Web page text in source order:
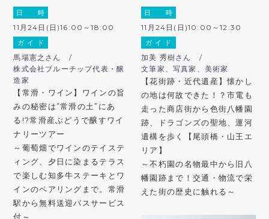
日 時
11月24日(日)16:00～18:00
ガ イ ド
馬場憲之さん /
株式会社ブルーチップ代表・醸
造家
【常滑・ワイン】ワインの旨
みの秘密は”常滑の土”にあ
る!?常滑産ぶどうで醸すワイ
ナリーツアー
～葡萄畑でワインのテイステ
ィング、夕日に染まるテラス
で楽しむ知多牛ステーキとワ
インのペアリングまで。常滑
駅から無料送迎バスサービス
付～
日 時
11月24日(日)10:00～12:30
ガ イ ド
加美 秀樹さん /
文筆家、写真家、美術家
【花街跡・近代遺産】懐かし
の地は何故できた！？市電も
走った商店街から色街八幡園
跡、ドラゴンズの聖地、運河
遺構を歩く【尾頭橋・山王エ
リア】
～不朽園の名物最中から旧八
幡園跡まで！交通・物流で栄
えた街の歴史に触れる～